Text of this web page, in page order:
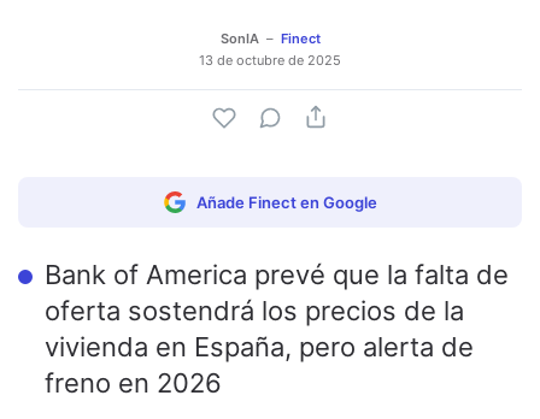
SonIA
Finect
13 de octubre de 2025
Añade Finect en Google
Bank of America prevé que la falta de
oferta sostendrá los precios de la
vivienda en España, pero alerta de
freno en 2026